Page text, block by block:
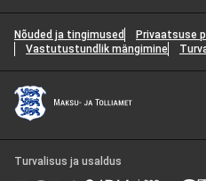
Nõuded ja tingimused
Privaatsuse
Vastutustundlik mängimine
Turvalisus ja usaldus